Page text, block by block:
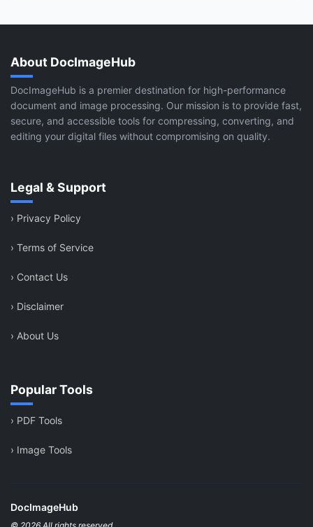
About DocImageHub
DocImageHub is a premier destination for high-performance
document and image processing. Our mission is to provide fast,
secure, and accessible tools for compressing, converting, and
editing your digital files without compromising on quality.
Legal & Support
› Privacy Policy
› Terms of Service
› Contact Us
› Disclaimer
› About Us
Popular Tools
› PDF Tools
› Image Tools
DocImageHub